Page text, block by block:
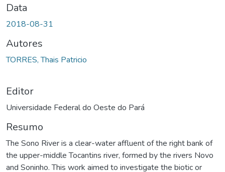
Data
2018-08-31
Autores
TORRES, Thais Patricio
Editor
Universidade Federal do Oeste do Pará
Resumo
The Sono River is a clear-water affluent of the right bank of
the upper-middle Tocantins river, formed by the rivers Novo
and Soninho. This work aimed to investigate the biotic or